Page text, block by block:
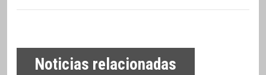
Noticias relacionadas